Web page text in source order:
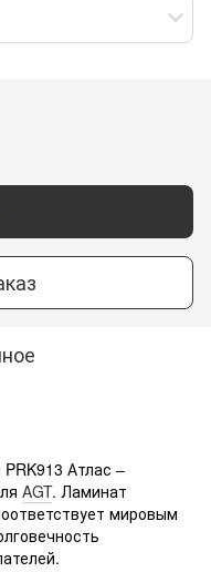
Атлас –
AGT. Ламинат
мировым